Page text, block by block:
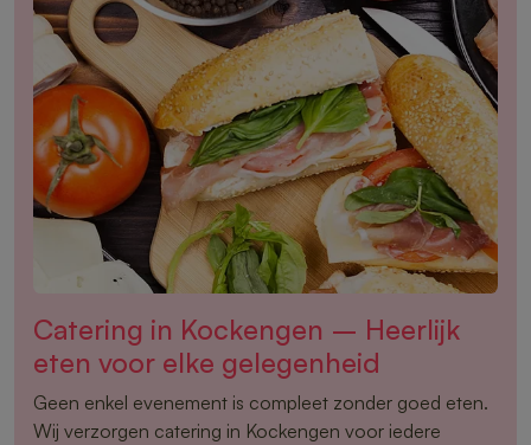
Catering in Kockengen – Heerlijk
eten voor elke gelegenheid
Geen enkel evenement is compleet zonder goed eten.
Wij verzorgen catering in Kockengen voor iedere